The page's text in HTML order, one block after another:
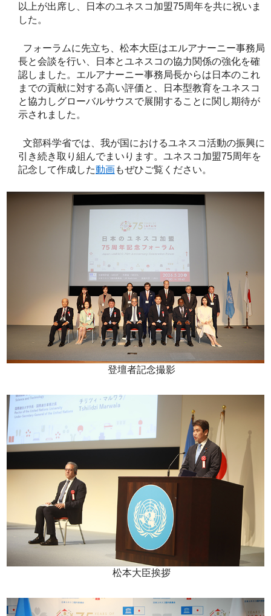
以上が出席し、日本のユネスコ加盟75周年を共に祝いま
した。
フォーラムに先立ち、松本大臣はエルアナーニー事務局
長と会談を行い、日本とユネスコの協力関係の強化を確
認しました。エルアナーニー事務局長からは日本のこれ
までの貢献に対する高い評価と、日本型教育をユネスコ
と協力しグローバルサウスで展開することに関し期待が
示されました。
文部科学省では、我が国におけるユネスコ活動の振興に
引き続き取り組んでまいります。ユネスコ加盟75周年を
記念して作成した動画もぜひご覧ください。
登壇者記念撮影
松本大臣挨拶